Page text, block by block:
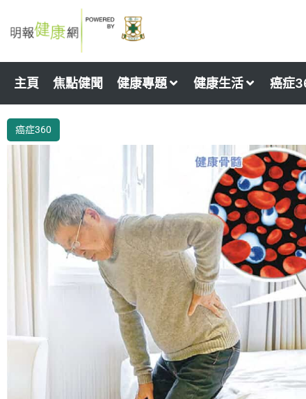
to
主頁 焦點健聞 健康專題 健康生活 癌症
癌症360